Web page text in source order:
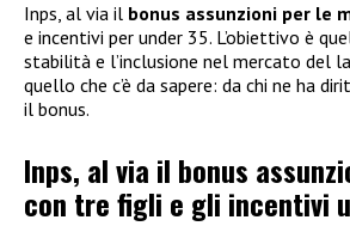
Inps, al via il bonus assunzioni per le
e incentivi per under 35. L’obiettivo è
stabilità e l’inclusione nel mercato del
quello che c’è da sapere: da chi ne ha
il bonus.
Inps, al via il bonus
con tre figli e gli incentivi